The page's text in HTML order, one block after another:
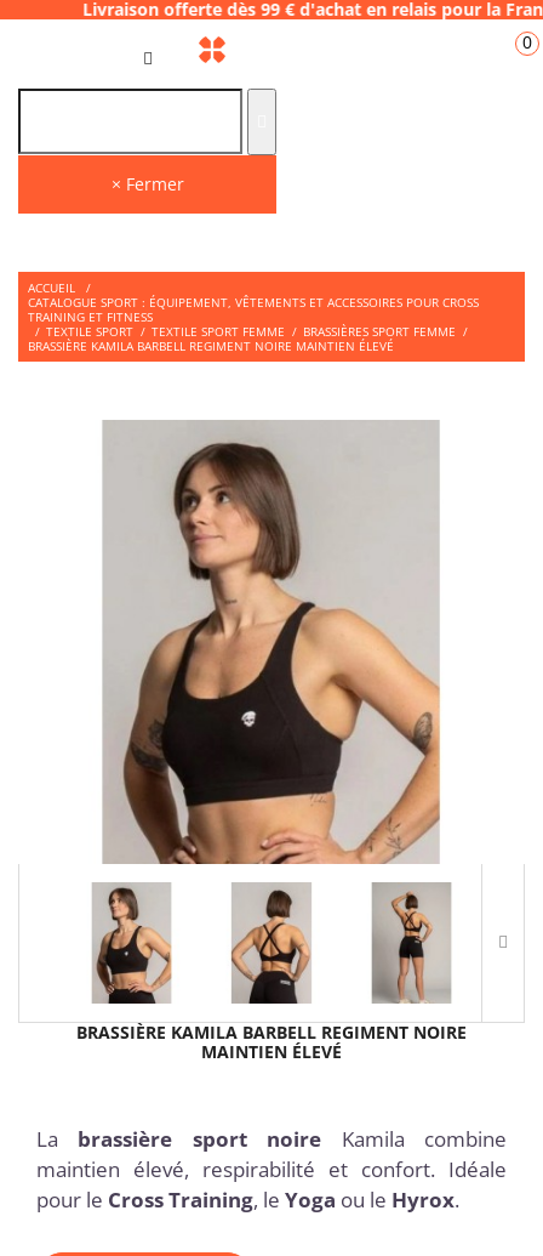
offerte dès 99 € d'achat en relais
× Fermer
0
ACCUEIL
/
CATALOGUE SPORT : ÉQUIPEMENT, VÊTEMENTS ET ACCESSOIRES POUR CROSS
TRAINING ET FITNESS
/ TEXTILE SPORT / TEXTILE SPORT FEMME / BRASSIÈRES SPORT FEMME /
BRASSIÈRE KAMILA BARBELL REGIMENT NOIRE MAINTIEN ÉLEVÉ
BRASSIÈRE KAMILA BARBELL REGIMENT NOIRE
MAINTIEN ÉLEVÉ
La brassière sport noire Kamila combine
maintien élevé, respirabilité et confort. Idéale
pour le Cross Training, le Yoga ou le Hyrox.